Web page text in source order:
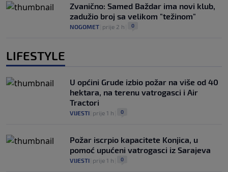
Zvanično: Samed Baždar ima novi klub,
zadužio broj sa velikom "težinom"
NOGOMET prije 2 h 0
LIFESTYLE
U općini Grude izbio požar na više od 40
hektara, na terenu vatrogasci i Air
Tractori
VIJESTI prije 1 h 0
Požar iscrpio kapacitete Konjica, u
pomoć upućeni vatrogasci iz Sarajeva
VIJESTI prije 1 h 0